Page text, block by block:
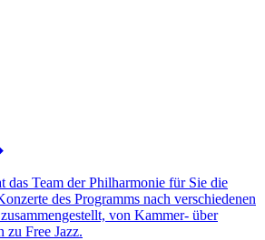
das Team der Philharmonie für Sie die
des Programms nach verschiedenen
von Kammer- über
zu Free Jazz.